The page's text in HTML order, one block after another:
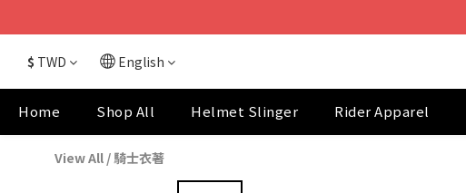
$ TWD English
Home Shop All Helmet Slinger Rider Apparel
View All /騎士衣著